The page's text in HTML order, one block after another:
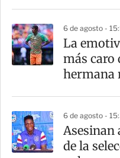
6 de agosto -
La
más caro
hermana
6 de agosto -
Asesinan
de la